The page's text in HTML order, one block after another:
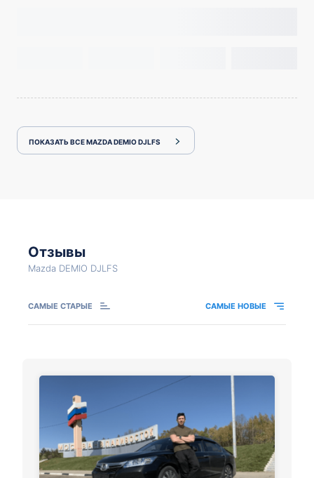
ПОКАЗАТЬ ВСЕ MAZDA DEMIO DJLFS
Отзывы
Mazda DEMIO DJLFS
САМЫЕ СТАРЫЕ САМЫЕ НОВЫЕ